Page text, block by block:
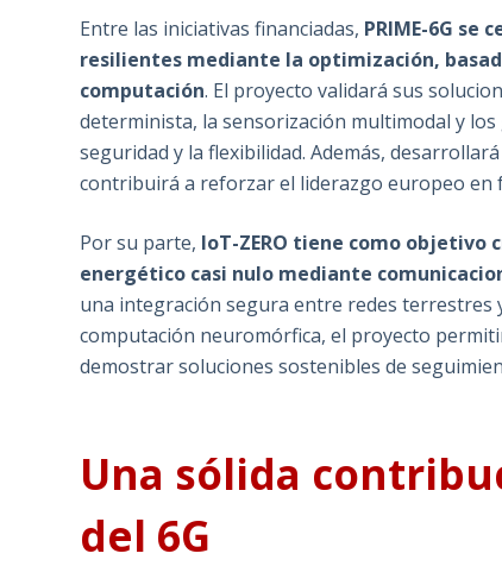
Entre las iniciativas financiadas, PRIME-6G
resilientes mediante la optimización,
computación. El proyecto validará sus
determinista, la sensorización multimodal y
seguridad y la flexibilidad. Además,
contribuirá a reforzar el liderazgo europeo en
Por su parte, IoT-ZERO tiene como objetivo
energético casi nulo mediante
una integración segura entre redes terrestres
computación neuromórfica, el proyecto
demostrar soluciones sostenibles de
Una sólida
del 6G